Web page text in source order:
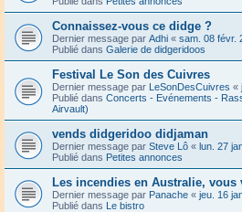
Connaissez-vous ce didge ?
Dernier message par Adhi « sam. 08 févr.
Publié dans Galerie de didgeridoos
Festival Le Son des Cuivres
Dernier message par LeSonDesCuivres «
Publié dans Concerts - Evénements -
Airvault)
vends didgeridoo didjaman
Dernier message par Steve Lô « lun. 27
Publié dans Petites annonces
Les incendies en Australie, vous
Dernier message par Panache « jeu. 16
Publié dans Le bistro